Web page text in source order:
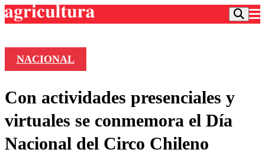
Frecuencias
Deportes
Colo Colo
Entretención
NACIONAL
Con actividades presenciales y
virtuales se conmemora el Día
Nacional del Circo Chileno